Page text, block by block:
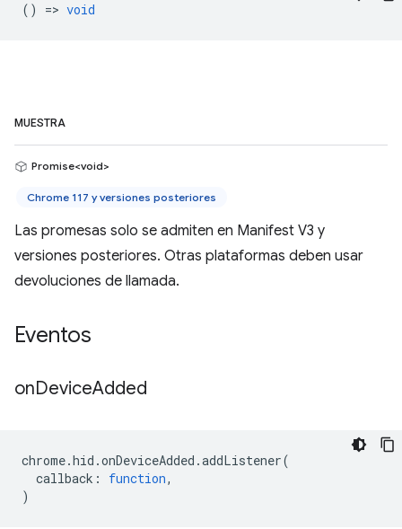
() => void
MUESTRA
Promise<void>
Chrome 117 y versiones posteriores
Las promesas solo se admiten en Manifest V3 y
versiones posteriores. Otras plataformas deben usar
devoluciones de llamada.
Eventos
onDeviceAdded
chrome.hid .onDeviceAdded .addListener(
callback : function,
)